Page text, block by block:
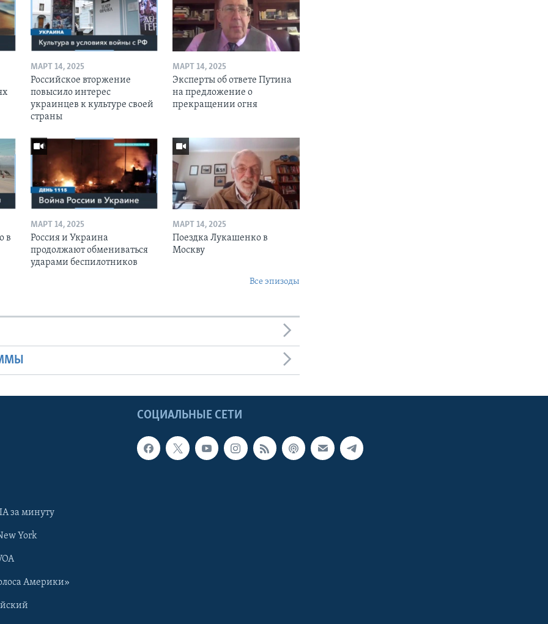
МАРТ 14, 2025
Российское вторжение
повысило интерес
украинцев к культуре своей
страны
МАРТ 14, 2025
Эксперты об ответе Путина
на предложение о
прекращении огня
в
МАРТ 14, 2025
Россия и Украина
продолжают обмениваться
ударами беспилотников
МАРТ 14, 2025
Поездка Лукашенко в
Москву
Все эпизоды
СОЦИАЛЬНЫЕ СЕТИ
за минуту
York
Америки»